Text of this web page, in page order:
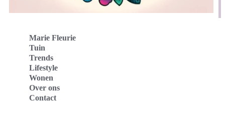
Marie Fleurie
Tuin
Trends
Lifestyle
Wonen
Over ons
Contact